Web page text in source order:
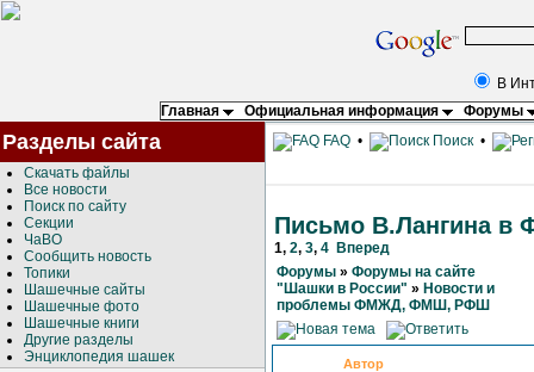
В
Главная
Официальная информация Форумы
Разделы сайта
Скачать файлы
Все новости
Поиск по сайту
Секции
ЧаВО
Сообщить новость
Топики
Шашечные сайты
Шашечные фото
Шашечные книги
Другие разделы
Энциклопедия шашек
FAQ • Поиск •
Письмо В.Лангина
1, 2, 3, 4 Вперед
Форумы » Форумы на сайте
"Шашки в России" » Новости и
проблемы ФМЖД, ФМШ, РФШ
Автор